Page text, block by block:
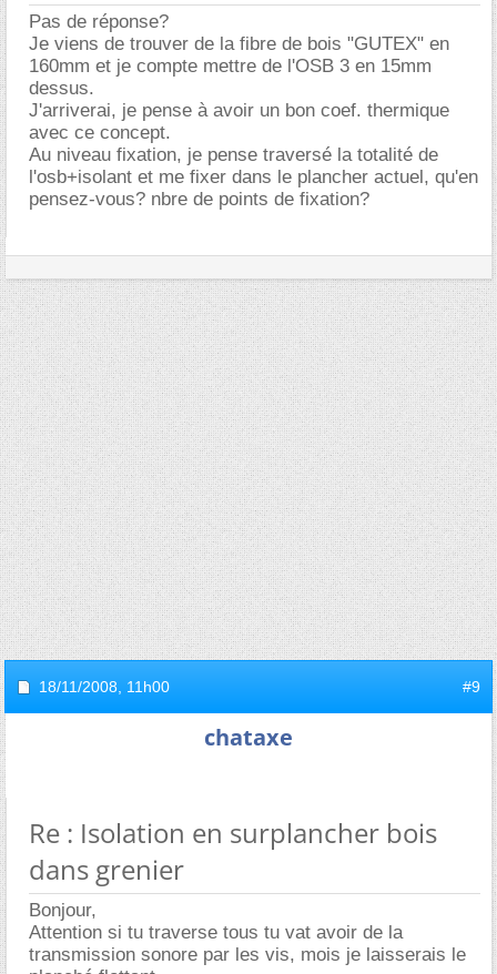
Pas de réponse?
Je viens de trouver de la fibre de bois "GUTEX" en
160mm et je compte mettre de l'OSB 3 en 15mm
dessus.
J'arriverai, je pense à avoir un bon coef. thermique
avec ce concept.
Au niveau fixation, je pense traversé la totalité de
l'osb+isolant et me fixer dans le plancher actuel, qu'en
pensez-vous? nbre de points de fixation?
18/11/2008, 11h00 #9
chataxe
Re : Isolation en surplancher bois
dans grenier
Bonjour,
Attention si tu traverse tous tu vat avoir de la
transmission sonore par les vis, mois je laisserais le